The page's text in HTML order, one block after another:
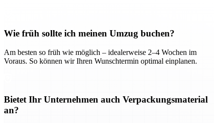
Wie früh sollte ich meinen Umzug buchen?
Am besten so früh wie möglich – idealerweise 2–4 Wochen im
Voraus. So können wir Ihren Wunschtermin optimal einplanen.
Bietet Ihr Unternehmen auch Verpackungsmaterial
an?